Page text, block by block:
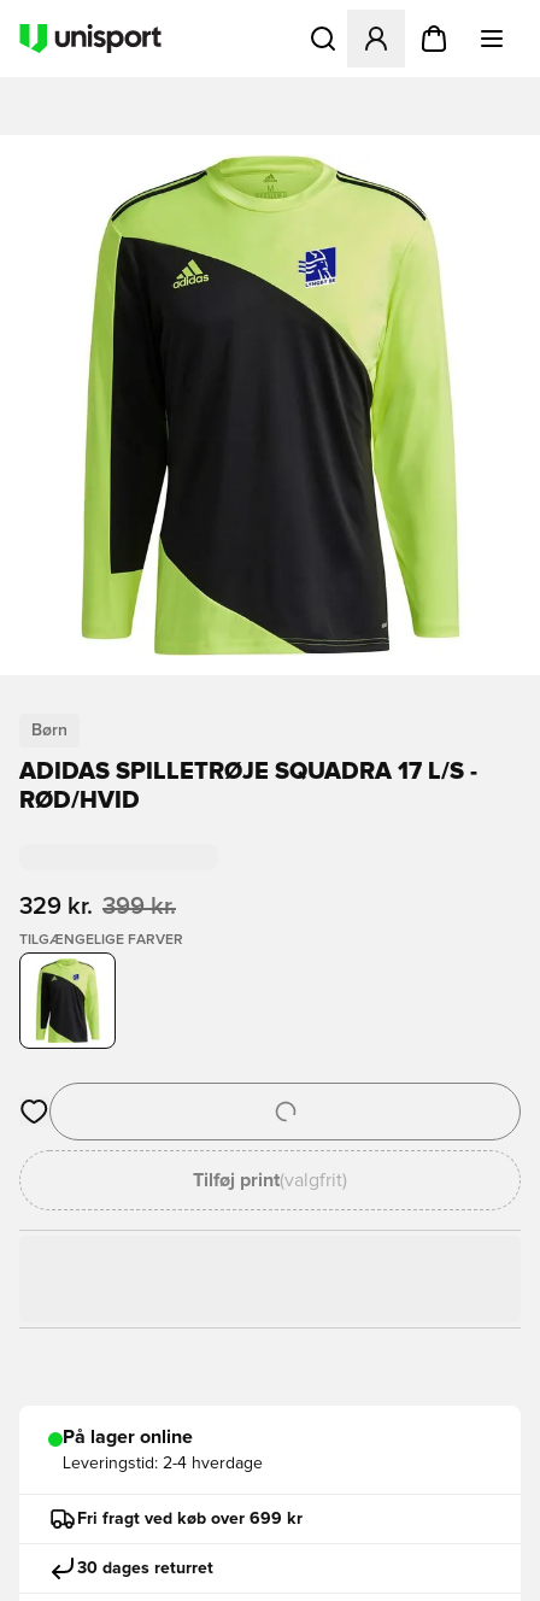
Åbner en Modal til at
Børn
ADIDAS SPILLETRØJE SQUADRA 17 L/S -
RØD/HVID
329 kr. 399 kr.
TILGÆNGELIGE FARVER
Åbner en Modal til at logge ind eller tilmelde dig som medlem
Tilføj print(valgfrit)
På lager online
Leveringstid: 2-4 hverdage
Fri fragt ved køb over 699 kr
30 dages returret